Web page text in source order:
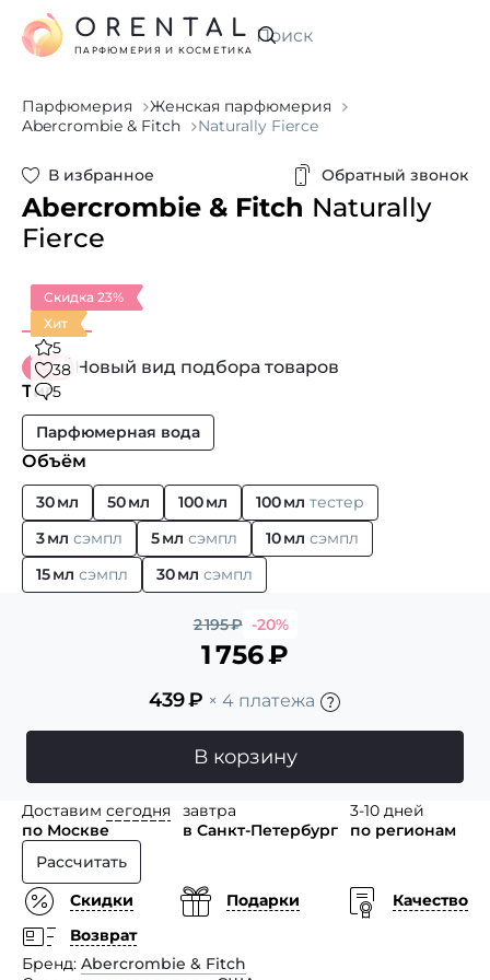
Искать
ORENTAL
ПАРФЮМЕРИЯ И КОСМЕТИКА
Парфюмерия
Женская парфюмерия
Abercrombie & Fitch
Naturally Fierce
В избранное Обратный звонок
Abercrombie & Fitch Naturally
Fierce
Скидка 23%
Хит
5
38
5
Новый вид подбора товаров
Тип
Парфюмерная вода
Объём
30 мл 50 мл 100 мл 100 мл тестер
3 мл сэмпл 5 мл сэмпл 10 мл сэмпл
15 мл сэмпл 30 мл сэмпл
2 195₽ -20%
1 756₽
439₽ × 4 платежа
В корзину
Доставим сегодня
по Москве
завтра
в Санкт-Петербург
3-10 дней
по регионам
Рассчитать
Скидки
Подарки
Качество
Возврат
Бренд Abercrombie & Fitch